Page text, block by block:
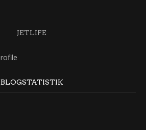
JETLIFE
BLOGSTATISTIK